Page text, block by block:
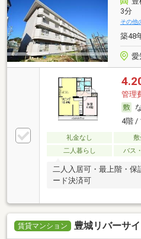
3分
その他
築48
愛
管理
4階 /
礼金なし 敷
二人暮らし
バス
二人入居可・最上階・保
ード決済可
賃貸マンション 豊城リバーサ